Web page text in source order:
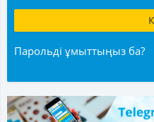
Парольді ұмыттыңыз ба?